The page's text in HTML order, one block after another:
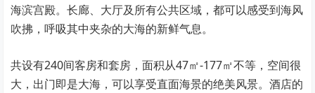
海滨宫殿。长廊、大厅及所有公共区域，都可以感受到海风
吹拂，呼吸其中夹杂的大海的新鲜气息。
共设有240间客房和套房，面积从47㎡-177㎡不等，空间很
大，出门即是大海，可以享受直面海景的绝美风景。酒店的